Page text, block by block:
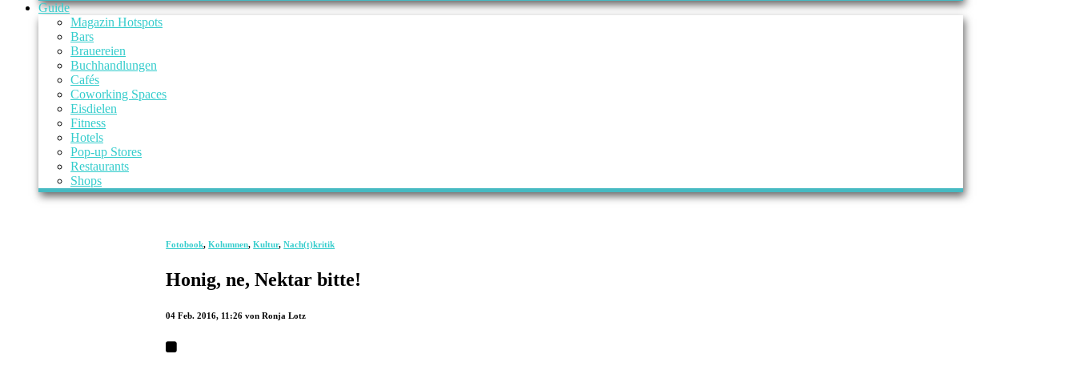
Guide
Magazin Hotspots
Bars
Brauereien
Buchhandlungen
Cafés
Coworking Spaces
Eisdielen
Fitness
Hotels
Pop-up Stores
Restaurants
Shops
Fotobook,Kolumnen,Kultur,Nach(t)kritik
Honig, ne, Nektar bitte!
04 Feb. 2016, 11:26 von Ronja Lotz